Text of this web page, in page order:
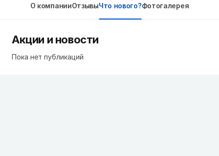
О компанииОтзывыЧто нового?Фотогалерея
Акции и новости
Пока нет публикаций